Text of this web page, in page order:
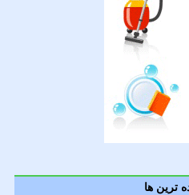
ترین ها